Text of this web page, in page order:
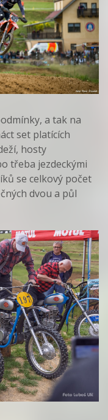
a tak na
set platících
hosty
třeba jezdeckými
se celkový počet
dvou a půl